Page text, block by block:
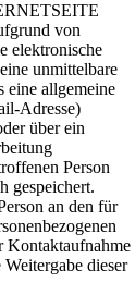
von
elektronische
unmittelbare
eine allgemeine
Adresse)
über ein
Person
gespeichert.
an den für
Kontaktaufnahme
dieser